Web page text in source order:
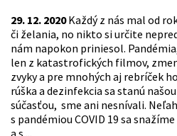
29. 12. 2020Každý z nás mal od
či želania, no nikto si určite
nám napokon priniesol.
len z katastrofických filmov,
zvyky a pre mnohých aj rebríček
rúška a dezinfekcia sa stanú
súčasťou, sme ani nesnívali.
s pandémiou COVID 19 sa